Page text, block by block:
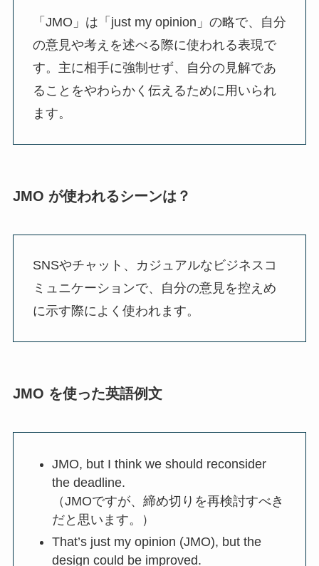
「JMO」は「just my opinion」の略で、自分
の意見や考えを述べる際に使われる表現で
す。主に相手に強制せず、自分の見解であ
ることをやわらかく伝えるために用いられ
ます。
JMO が使われるシーンは？
SNSやチャット、カジュアルなビジネスコ
ミュニケーションで、自分の意見を控えめ
に示す際によく使われます。
JMO を使った英語例文
JMO, but I think we should reconsider
the deadline.
（JMOですが、締め切りを再検討すべき
だと思います。）
That’s just my opinion (JMO), but the
design could be improved.